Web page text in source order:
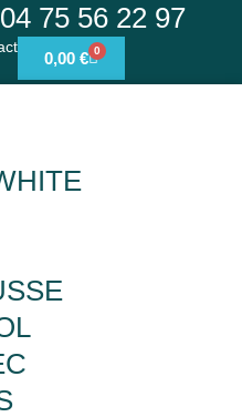
75 56 22 97
0,00 € 0